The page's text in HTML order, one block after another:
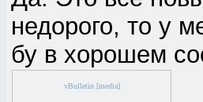
недорого, то у
бу в хорошем
vBulletin [media]